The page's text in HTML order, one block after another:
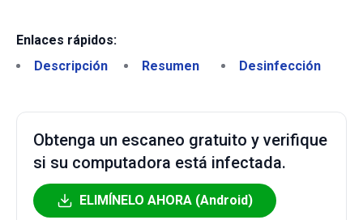
Enlaces rápidos:
Descripción
Resumen Desinfección
Obtenga un escaneo gratuito y verifique
si su computadora está infectada.
ELIMÍNELO AHORA (Android)